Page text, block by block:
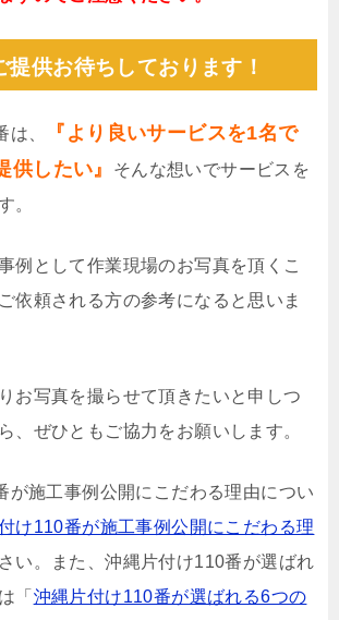
提供お待ちしております！
、
『より良いサービスを1名で
供したい』
そんな想いでサービスを
。
例として作業現場のお写真を頂くこ
依頼される方の参考になると思いま
お写真を撮らせて頂きたいと申しつ
、ぜひともご協力をお願いします。
が施工事例公開にこだわる理由につい
け110番が施工事例公開にこだわる理
い。また、沖縄片付け110番が選ばれ
「 沖縄片付け110番が選ばれる6つの